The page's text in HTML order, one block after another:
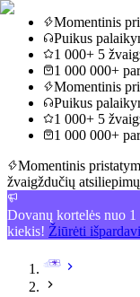
Momentinis
Puikus
1 000+ 5
1 000 000+
Momentinis
Puikus
1 000+ 5
1 000 000+
Momentinis
žvaigždučių atsiliepimų
Dovanų kortelės nuo
kiekis! Žiūrėti